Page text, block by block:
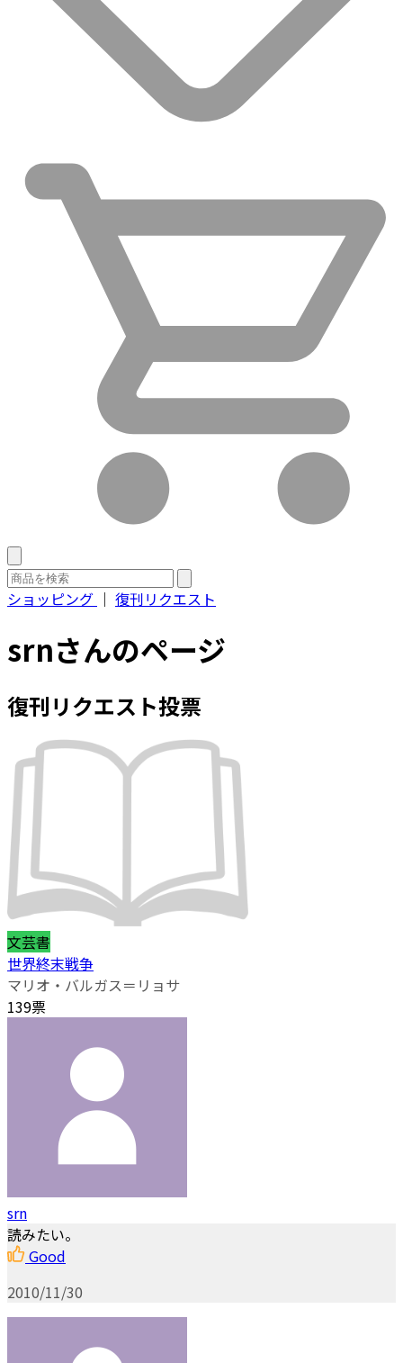
ショッピング ｜ 復刊リクエスト
srnさんのページ
復刊リクエスト投票
文芸書
世界終末戦争
マリオ・バルガス＝リョサ
139票
srn
読みたい。
Good
2010/11/30